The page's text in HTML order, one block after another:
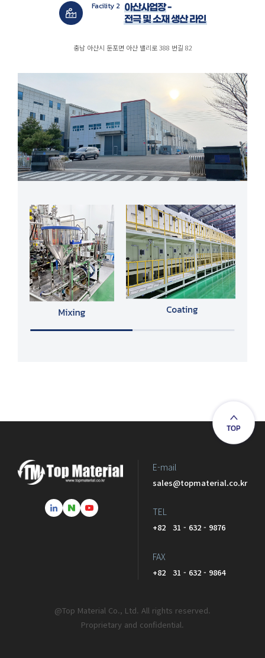
Facility 2 아산사업장 -
전극 및 소재 생산 라인
충남 아산시 둔포면 아산 밸리로 388 번길 82
E-mail
sales@topmaterial.co.kr
TEL
+82 31 - 632 - 9876
FAX
+82 31 - 632 - 9864
@Top Material Co., Ltd. All rights reserved.
Proprietary and confidential.